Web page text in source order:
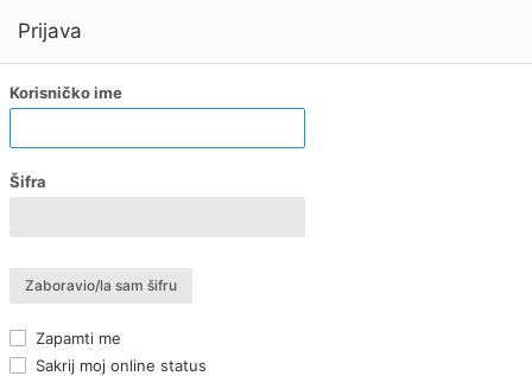
Prijava
Korisničko ime
Šifra
Zaboravio/la sam šifru
Zapamti me
Sakrij moj online status